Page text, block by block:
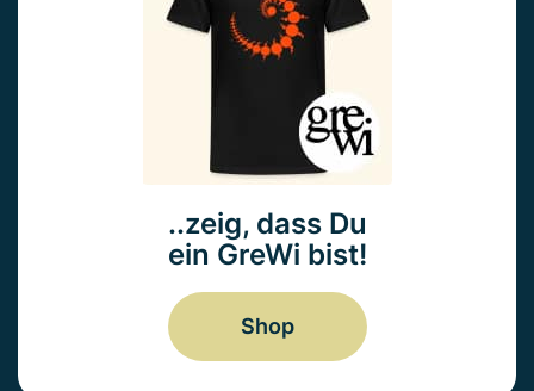
..zeig, dass Du
ein GreWi bist!
Shop